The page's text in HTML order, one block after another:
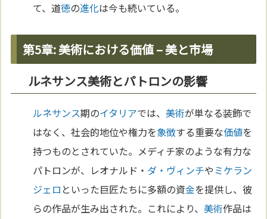
て、道徳の進化は今も続いている。
第5章: 美術における価値 – 美と市場
ルネサンス美術とパトロンの影響
ルネサンス期のイタリアでは、美術が単なる装飾で
はなく、社会的地位や権力を象徴する重要な価値を
持つものとされていた。メディチ家のような有力な
パトロンが、レオナルド・ ダ・ヴィンチやミケラン
ジェロ といった巨匠たちに多額の資金を提供し、彼
らの作品が生み出された。これにより、美術作品は